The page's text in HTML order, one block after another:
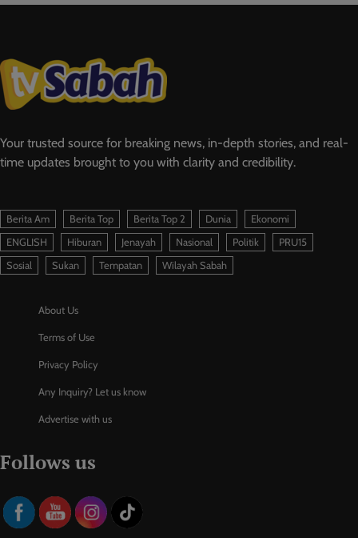
Your trusted source for breaking news, in-depth stories, and real-
time updates brought to you with clarity and credibility.
Berita Am Berita Top Berita Top 2 Dunia
Ekonomi
ENGLISH
Hiburan Jenayah Nasional Politik
PRU15
Sosial
Sukan Tempatan Wilayah Sabah
About Us
Terms of Use
Privacy Policy
Any Inquiry? Let us know
Advertise with us
Follows us